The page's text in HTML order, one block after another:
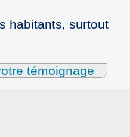
habitants, surtout
témoignage